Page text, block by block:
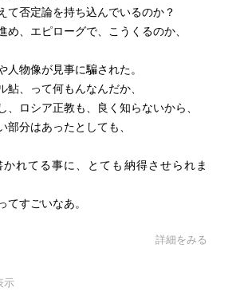
て否定論を持ち込んでいるのか？
め、エピローグで、こうくるのか、
人物像が見事に騙された。
鮎、って何もんなんだか、
、ロシア正教も、良く知らないから、
部分はあったとしても、
れてる事に、とても納得させられま
てすごいなあ。
詳細をみる
示